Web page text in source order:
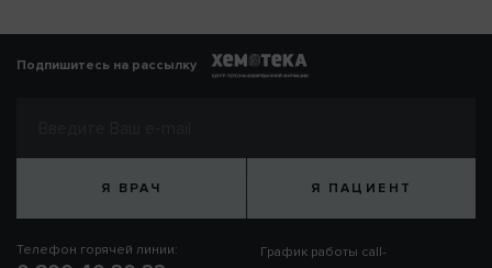
Подпишитесь на рассылку
Я ВРАЧ Я ПАЦИЕНТ
Телефон горячей линии:
График работы call-